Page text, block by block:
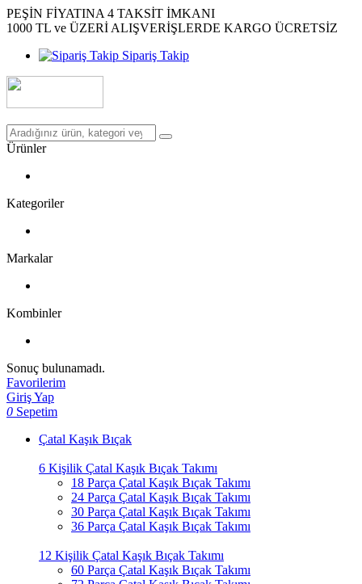
PEŞİN FİYATINA 4 TAKSİT İMKANI
1000 TL ve ÜZERİ ALIŞVERİŞLERDE KARGO ÜCRETSİZ
Sipariş Takip
Ürünler
Kategoriler
Markalar
Kombinler
Sonuç bulunamadı.
Favorilerim
Giriş Yap
0 Sepetim
Çatal Kaşık Bıçak
6 Kişilik Çatal Kaşık Bıçak Takımı
18 Parça Çatal Kaşık Bıçak Takımı
24 Parça Çatal Kaşık Bıçak Takımı
30 Parça Çatal Kaşık Bıçak Takımı
36 Parça Çatal Kaşık Bıçak Takımı
12 Kişilik Çatal Kaşık Bıçak Takımı
60 Parça Çatal Kaşık Bıçak Takımı